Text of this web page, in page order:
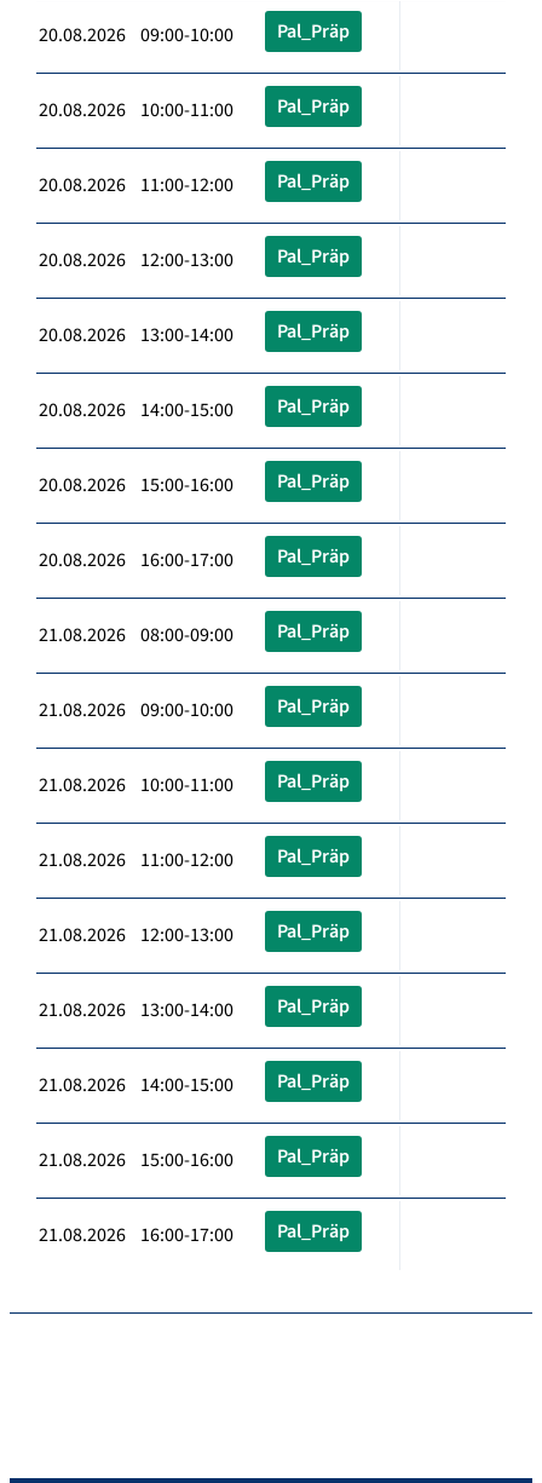
20.08.2026 09:00-10:00 Pal_Präp
20.08.2026 10:00-11:00 Pal_Präp
20.08.2026 11:00-12:00 Pal_Präp
20.08.2026 12:00-13:00 Pal_Präp
20.08.2026 13:00-14:00 Pal_Präp
20.08.2026 14:00-15:00 Pal_Präp
20.08.2026 15:00-16:00 Pal_Präp
20.08.2026 16:00-17:00 Pal_Präp
21.08.2026 08:00-09:00 Pal_Präp
21.08.2026 09:00-10:00 Pal_Präp
21.08.2026 10:00-11:00 Pal_Präp
21.08.2026 11:00-12:00 Pal_Präp
21.08.2026 12:00-13:00 Pal_Präp
21.08.2026 13:00-14:00 Pal_Präp
21.08.2026 14:00-15:00 Pal_Präp
21.08.2026 15:00-16:00 Pal_Präp
21.08.2026 16:00-17:00 Pal_Präp